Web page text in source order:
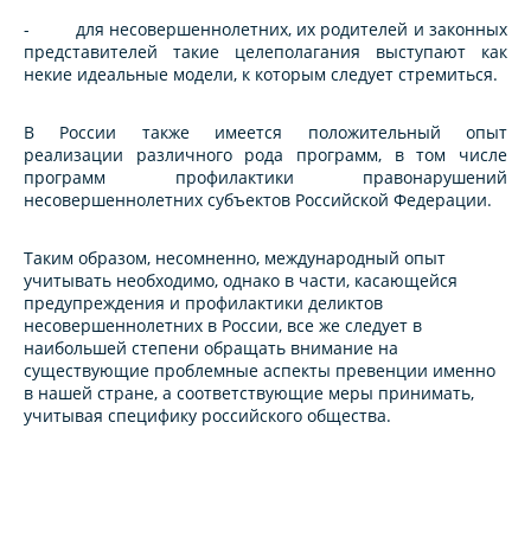
- для несовершеннолетних, их родителей и законных
представителей такие целеполагания выступают как
некие идеальные модели, к которым следует стремиться.
В России также имеется положительный опыт
реализации различного рода программ, в том числе
программ профилактики правонарушений
несовершеннолетних субъектов Российской Федерации.
Таким образом, несомненно, международный опыт
учитывать необходимо, однако в части, касающейся
предупреждения и профилактики деликтов
несовершеннолетних в России, все же следует в
наибольшей степени обращать внимание на
существующие проблемные аспекты превенции именно
в нашей стране, а соответствующие меры принимать,
учитывая специфику российского общества.